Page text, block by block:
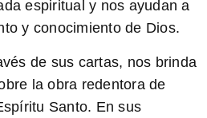
espiritual y nos ayudan a
y conocimiento de Dios.
de sus cartas, nos brinda
la obra redentora de
Santo. En sus